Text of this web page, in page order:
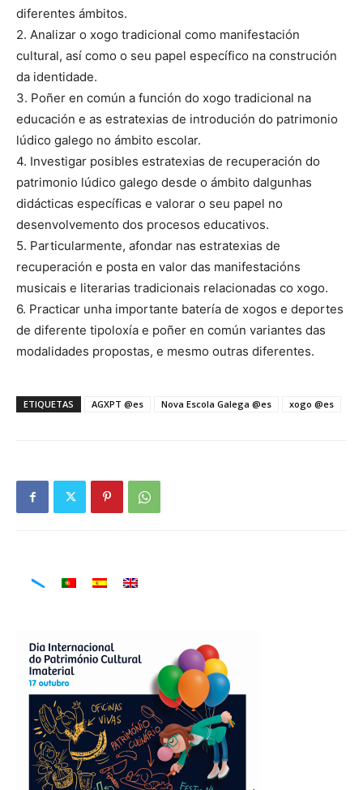
diferentes ámbitos.
2. Analizar o xogo tradicional como manifestación
cultural, así como o seu papel específico na construción
da identidade.
3. Poñer en común a función do xogo tradicional na
educación e as estratexias de introdución do patrimonio
lúdico galego no ámbito escolar.
4. Investigar posibles estratexias de recuperación do
patrimonio lúdico galego desde o ámbito dalgunhas
didácticas específicas e valorar o seu papel no
desenvolvemento dos procesos educativos.
5. Particularmente, afondar nas estratexias de
recuperación e posta en valor das manifestacións
musicais e literarias tradicionais relacionadas co xogo.
6. Practicar unha importante batería de xogos e deportes
de diferente tipoloxía e poñer en común variantes das
modalidades propostas, e mesmo outras diferentes.
ETIQUETAS AGXPT @es Nova Escola Galega @es xogo @es